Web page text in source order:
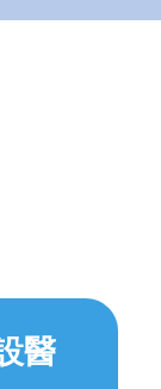
醫